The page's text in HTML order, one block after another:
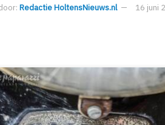
Redactie HoltensNieuws.nl 16 juni